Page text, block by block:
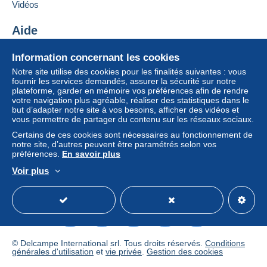
Si les conditions de vente du vendeur comportent
considérer comme nulles et non avenues. Les
conditions de paiement du site Delcampe, telles
que définies dans les
conditions d’utilisation
Les achats doivent être payés dans les14 jours
suivant la réception du décompte final de la part du
vendeur.
Droit de rétractation|Frais de retour à charge de
l’acheteur.
Pour connaître les délais de retour et de
remboursement du lot, consultez les
générales d’utilisation
1010
Ajouter ce vendeur aux favoris
Contacter le vendeur
Ajouter ce vendeur à ma liste noire
Information concernant les cookies
Notre site utilise des cookies pour les finalités suivantes : vous
fournir les services demandés, assurer la sécurité sur notre
plateforme, garder en mémoire vos préférences afin de rendre
votre navigation plus agréable, réaliser des statistiques dans le
but d’adapter notre site à vos besoins, afficher des vidéos et
vous permettre de partager du contenu sur les réseaux sociaux.
Certains de ces cookies sont nécessaires au fonctionnement de
notre site, d’autres peuvent être paramétrés selon vos
préférences. En savoir plus
Voir plus
Vidéos
Aide
Acheter sur Delcampe
Vendre sur Delcampe
Un site sécurisé
© Delcampe International srl. Tous droits réservés. Conditions
générales d'utilisation et vie privée. Gestion des cookies